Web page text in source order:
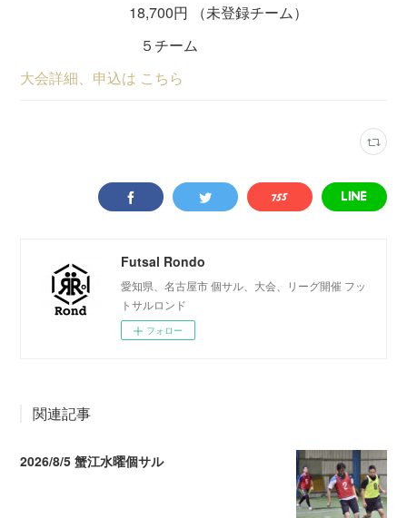
18,700円 （未登録チーム）
５チーム
大会詳細、申込は こちら
Futsal Rondo
愛知県、名古屋市 個サル、大会、リーグ開催 フッ
トサルロンド
フォロー
関連記事
2026/8/5 蟹江水曜個サル